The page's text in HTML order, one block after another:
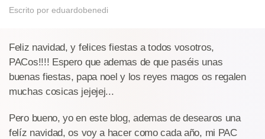
Escrito por eduardobenedi
Feliz navidad, y felices fiestas a todos vosotros,
PACos!!!! Espero que ademas de que paséis unas
buenas fiestas, papa noel y los reyes magos os regalen
muchas cosicas jejejej...
Pero bueno, yo en este blog, ademas de desearos una
felíz navidad, os voy a hacer como cada año, mi PAC